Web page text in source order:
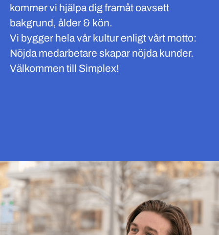
kommer vi hjälpa dig framåt oavsett
bakgrund, ålder & kön.
Vi bygger hela vår kultur enligt vårt motto:
Nöjda medarbetare skapar nöjda kunder.
Välkommen till Simplex!